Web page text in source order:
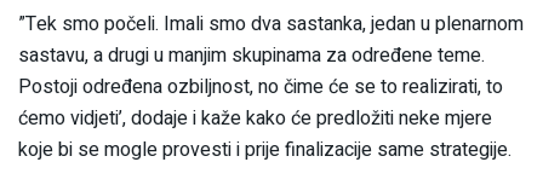
”Tek smo počeli. Imali smo dva sastanka, jedan u plenarnom
sastavu, a drugi u manjim skupinama za određene teme.
Postoji određena ozbiljnost, no čime će se to realizirati, to
ćemo vidjeti’, dodaje i kaže kako će predložiti neke mjere
koje bi se mogle provesti i prije finalizacije same strategije.